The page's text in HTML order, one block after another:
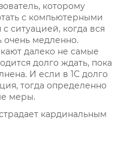
которому
с компьютерными
ситуацией, когда вся
очень медленно.
далеко не самые
долго ждать, пока
И если в 1С долго
тогда определенно
меры.
кардинальным